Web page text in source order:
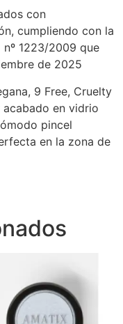
con
cumpliendo con la
1223/2009 que
de 2025
9 Free, Cruelty
acabado en vidrio
pincel
en la zona de